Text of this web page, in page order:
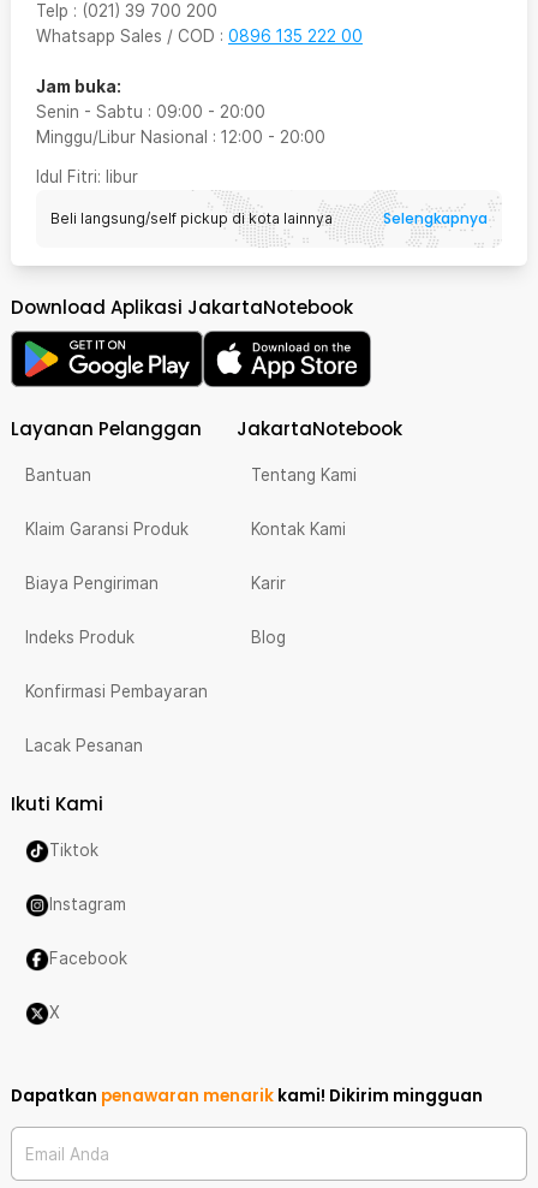
Telp : (021) 39 700 200
Whatsapp Sales / COD : 0896 135 222 00
Jam buka:
Senin - Sabtu : 09:00 - 20:00
Minggu/Libur Nasional : 12:00 - 20:00
Idul Fitri: libur
Beli langsung/self pickup di kota lainnya Selengkapnya
Download Aplikasi JakartaNotebook
Layanan Pelanggan
Bantuan
Klaim Garansi Produk
Biaya Pengiriman
Indeks Produk
Konfirmasi Pembayaran
Lacak Pesanan
JakartaNotebook
Tentang Kami
Kontak Kami
Karir
Blog
Ikuti Kami
Tiktok
Instagram
Facebook
X
Dapatkan penawaran menarik kami! Dikirim mingguan
Email Anda